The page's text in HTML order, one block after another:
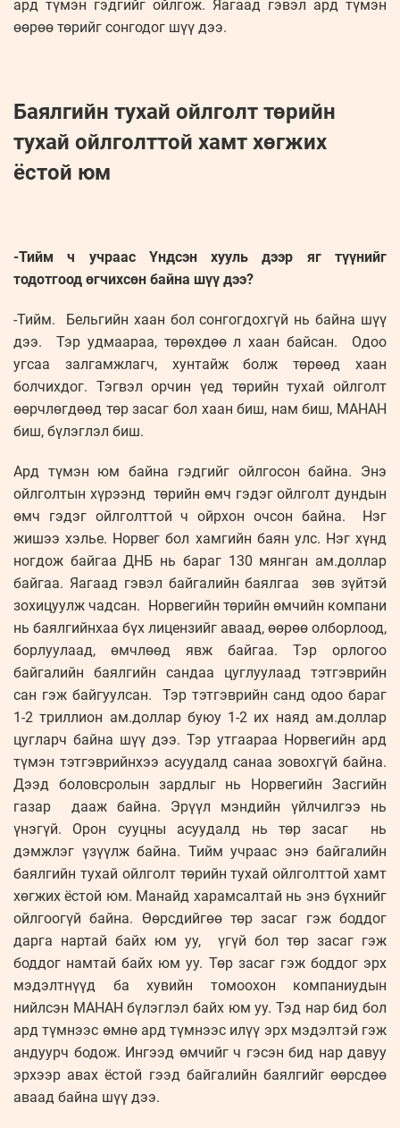
ард түмэн гэдгийг ойлгож. Яагаад гэвэл ард түмэн
өөрөө төрийг сонгодог шүү дээ.
Баялгийн тухай ойлголт төрийн
тухай ойлголттой хамт хөгжих
ёстой юм
-Тийм ч учраас Үндсэн хууль дээр яг түүнийг
тодотгоод өгчихсөн байна шүү дээ?
-Тийм. Бельгийн хаан бол сонгогдохгүй нь байна шүү
дээ. Тэр удмаараа, төрөхдөө л хаан байсан. Одоо
угсаа залгамжлагч, хунтайж болж төрөөд хаан
болчихдог. Тэгвэл орчин үед төрийн тухай ойлголт
өөрчлөгдөөд төр засаг бол хаан биш, нам биш, МАНАН
биш, бүлэглэл биш.
Ард түмэн юм байна гэдгийг ойлгосон байна. Энэ
ойлголтын хүрээнд төрийн өмч гэдэг ойлголт дундын
өмч гэдэг ойлголттой ч ойрхон очсон байна. Нэг
жишээ хэлье. Норвег бол хамгийн баян улс. Нэг хүнд
ногдож байгаа ДНБ нь бараг 130 мянган ам.доллар
байгаа. Яагаад гэвэл байгалийн баялгаа зөв зүйтэй
зохицуулж чадсан. Норвегийн төрийн өмчийн компани
нь баялгийнхаа бүх лицензийг аваад, өөрөө олборлоод,
борлуулаад, өмчлөөд явж байгаа. Тэр орлогоо
байгалийн баялгийн сандаа цуглуулаад тэтгэврийн
сан гэж байгуулсан. Тэр тэтгэврийн санд одоо бараг
1-2 триллион ам.доллар буюу 1-2 их наяд ам.доллар
цугларч байна шүү дээ. Тэр утгаараа Норвегийн ард
түмэн тэтгэврийнхээ асуудалд санаа зовохгүй байна.
Дээд боловсролын зардлыг нь Норвегийн Засгийн
газар дааж байна. Эрүүл мэндийн үйлчилгээ нь
үнэгүй. Орон сууцны асуудалд нь төр засаг нь
дэмжлэг үзүүлж байна. Тийм учраас энэ байгалийн
баялгийн тухай ойлголт төрийн тухай ойлголттой хамт
хөгжих ёстой юм. Манайд харамсалтай нь энэ бүхнийг
ойлгоогүй байна. Өөрсдийгөө төр засаг гэж боддог
дарга нартай байх юм уу, үгүй бол төр засаг гэж
боддог намтай байх юм уу. Төр засаг гэж боддог эрх
мэдэлтнүүд ба хувийн томоохон компаниудын
нийлсэн МАНАН бүлэглэл байх юм уу. Тэд нар бид бол
ард түмнээс өмнө ард түмнээс илүү эрх мэдэлтэй гэж
андуурч бодож. Ингээд өмчийг ч гэсэн бид нар давуу
эрхээр авах ёстой гээд байгалийн баялгийг өөрсдөө
аваад байна шүү дээ.